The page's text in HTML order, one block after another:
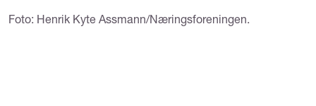
Foto: Henrik Kyte Assmann/Næringsforeningen.